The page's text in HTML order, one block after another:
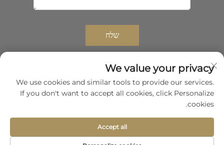
שלח
כל הזכויות שמורות © 2026 שenzhen Zhongda Composites
Co.,Ltd. מדיניות הפרטיות
גלול למעלה
We value your privacy
We use cookies and similar tools to provide our services.
If you don't want to accept all cookies, click Personalize
cookies.
Accept all